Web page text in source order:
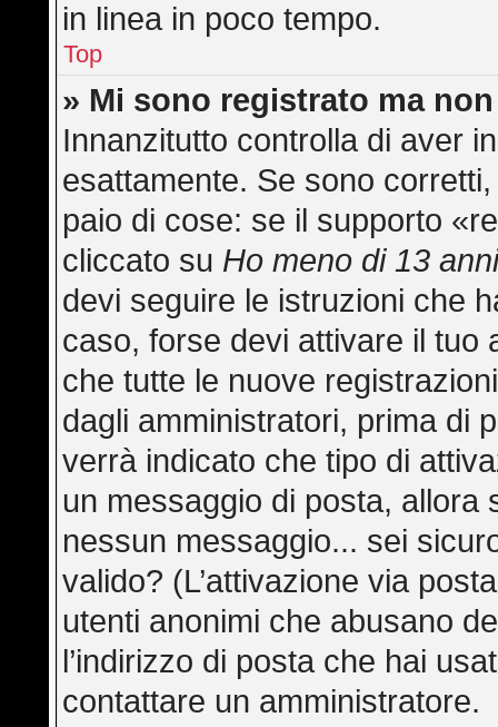
in linea in poco tempo.
Top
» Mi sono registrato ma
Innanzitutto controlla di aver
esattamente. Se sono
paio di cose: se il supporto
cliccato su Ho meno di 13
devi seguire le istruzioni che
caso, forse devi attivare il tuo
che tutte le nuove
dagli amministratori, prima di
verrà indicato che tipo di
un messaggio di posta, allora
nessun messaggio... sei
valido? (L’attivazione via
utenti anonimi che abusano
l’indirizzo di posta che hai
contattare un amministratore.